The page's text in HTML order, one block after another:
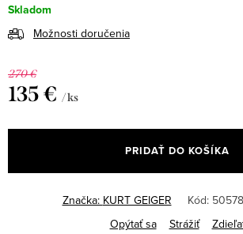
Skladom
Možnosti doručenia
270 €
135 € / ks
cena:
PRIDAŤ DO KOŠÍKA
Značka: KURT GEIGER Kód:
Opýtať sa
Strážiť